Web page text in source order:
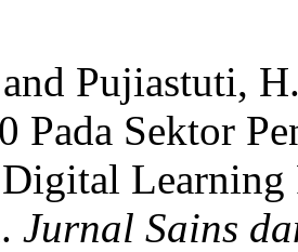
Pujiastuti,
Pada Sektor
Learning
Jurnal Sains